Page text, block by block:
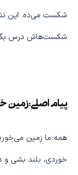
شکست می‌ده. این
شکست‌هاش درس
پیام اصلی: زمین
همه ما زمین
خوردی، بلند بشی و